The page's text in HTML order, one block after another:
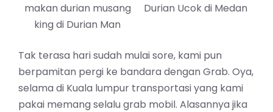
makan durian musang
king di Durian Man
Durian Ucok di Medan
Tak terasa hari sudah mulai sore, kami pun
berpamitan pergi ke bandara dengan Grab. Oya,
selama di Kuala lumpur transportasi yang kami
pakai memang selalu grab mobil. Alasannya jika